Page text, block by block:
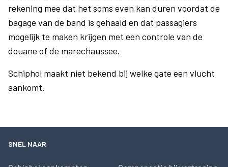
rekening mee dat het soms even kan duren voordat de
bagage van de band is gehaald en dat passagiers
mogelijk te maken krijgen met een controle van de
douane of de marechaussee.
Schiphol maakt niet bekend bij welke gate een vlucht
aankomt.
SNEL NAAR